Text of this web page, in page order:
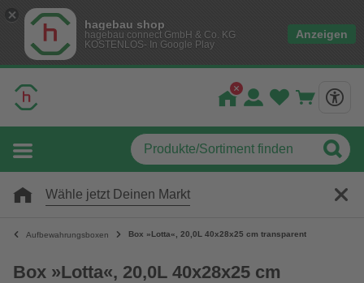
hagebau shop
hagebau connect GmbH & Co. KG
KOSTENLOS- In Google Play
Anzeigen
Wähle jetzt Deinen Markt
Aufbewahrungsboxen Box »Lotta«, 20,0L 40x28x25 cm transparent
Box »Lotta«, 20,0L 40x28x25 cm